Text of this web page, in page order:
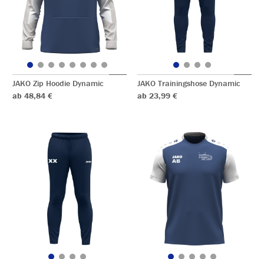
JAKO Zip Hoodie Dynamic
ab 48,84 €
JAKO Trainingshose Dynamic
ab 23,99 €